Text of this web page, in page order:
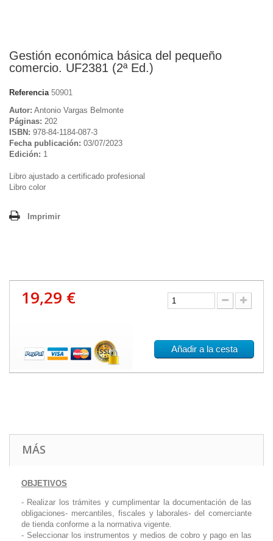
Gestión económica básica del pequeño
comercio. UF2381 (2ª Ed.)
Referencia 50901
Autor: Antonio Vargas Belmonte
Páginas: 202
ISBN: 978-84-1184-087-3
Fecha publicación: 03/07/2023
Edición: 1
Libro ajustado a certificado profesional
Libro color
Imprimir
19,29 €
Añadir a la cesta
MÁS
OBJETIVOS
- Realizar los trámites y cumplimentar la documentación de las
obligaciones- mercantiles, fiscales y laborales- del comerciante
de tienda conforme a la normativa vigente.
- Seleccionar los instrumentos y medios de cobro y pago en las